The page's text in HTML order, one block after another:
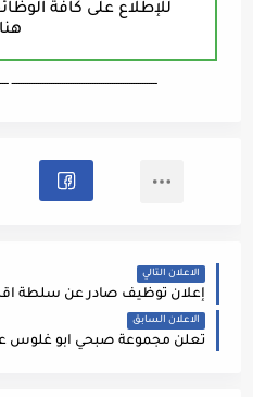
للإطلاع على كافة
هنا
ـــــــــــــــــــــــــــــــــــــــــــــــــــــــــــــــــــ
الاعلان التالي
الاعلان السابق